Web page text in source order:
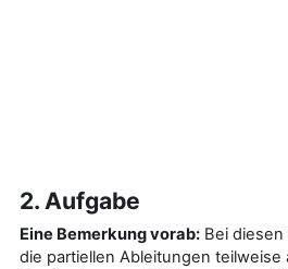
2. Aufgabe
Eine Bemerkung vorab: Bei
die partiellen Ableitungen teilweise